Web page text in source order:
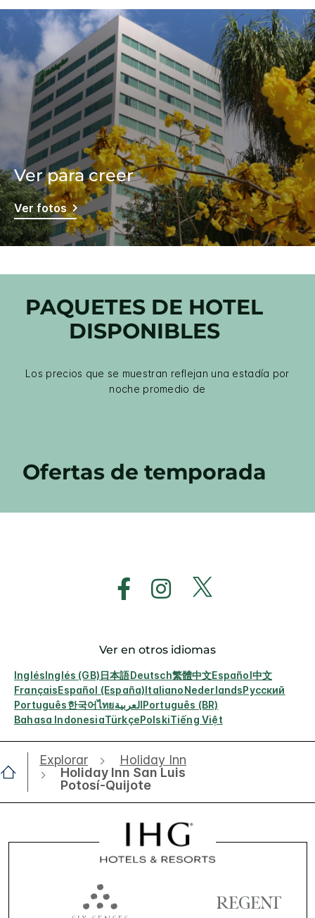
Ver para creer
Ver fotos
PAQUETES DE HOTEL
DISPONIBLES
Los precios que se muestran reflejan una estadía por
noche promedio de
Ofertas de temporada
Ver en otros idiomas
InglésInglés (GB)日本語Deutsch繁體中文Español中文
FrançaisEspañol (España)ItalianoNederlandsРусский
Português한국어ไทยالعربيةPortuguês (BR)
Bahasa IndonesiaTürkçePolskiTiếng Việt
Explorar
Holiday Inn
Holiday Inn San Luis
Potosí-Quijote